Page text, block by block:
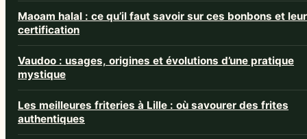
Maoam halal : ce qu’il faut savoir sur ces bonbons et leur
certification
Vaudoo : usages, origines et évolutions d’une pratique
mystique
Les meilleures friteries à Lille : où savourer des frites
authentiques